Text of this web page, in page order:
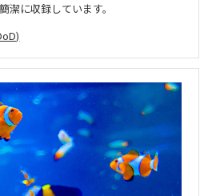
潔に収録しています。